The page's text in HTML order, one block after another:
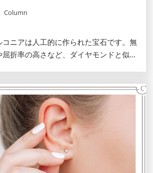
Column
ニアは人工的に作られた宝石です。無
折率の高さなど、ダイヤモンドと似た